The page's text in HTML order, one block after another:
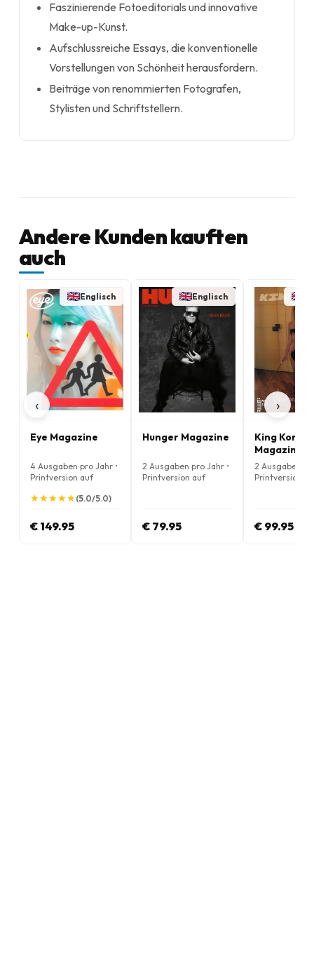
Faszinierende Fotoeditorials und innovative
Make-up-Kunst.
Aufschlussreiche Essays, die konventionelle
Vorstellungen von Schönheit herausfordern.
Beiträge von renommierten Fotografen,
Stylisten und Schriftstellern.
Andere Kunden kauften
auch
‹
Englisch
Eye Magazine
4 Ausgaben pro Jahr •
Printversion auf
★
★★
★★
★★
★★
★(5.0/5.0)
€ 149.95
Englisch
Hunger Magazine
2 Ausgaben pro Jahr •
Printversion auf
€ 79.95
King Kong
Magazine
2 Ausgaben
Printversion
€ 99.95
›